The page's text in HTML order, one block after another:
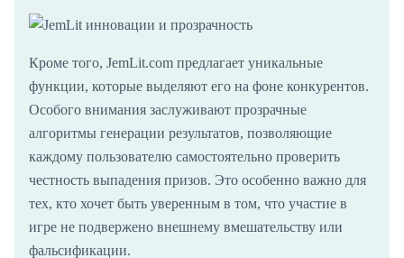
Кроме того, JemLit.com предлагает уникальные
функции, которые выделяют его на фоне конкурентов.
Особого внимания заслуживают прозрачные
алгоритмы генерации результатов, позволяющие
каждому пользователю самостоятельно проверить
честность выпадения призов. Это особенно важно для
тех, кто хочет быть уверенным в том, что участие в
игре не подвержено внешнему вмешательству или
фальсификации.